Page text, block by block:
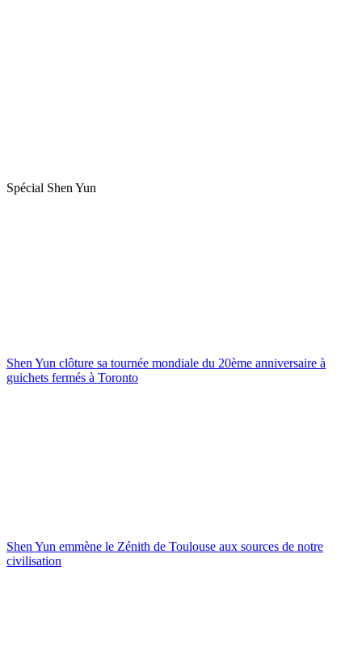
Spécial Shen Yun
Shen Yun clôture sa tournée mondiale du 20ème anniversaire à
guichets fermés à Toronto
Shen Yun emmène le Zénith de Toulouse aux sources de notre
civilisation